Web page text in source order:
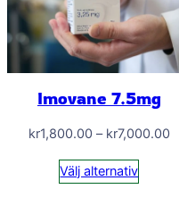
Imovane 7.5mg
kr1,800.00 – kr7,000.00
Välj alternativ